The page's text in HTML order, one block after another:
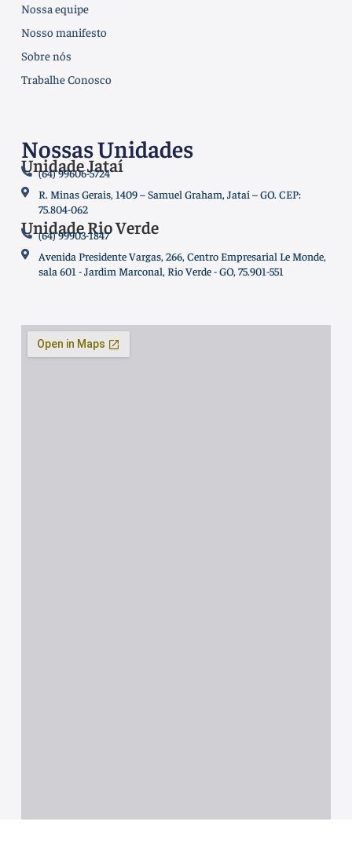
Nossa equipe
Nosso manifesto
Sobre nós
Trabalhe Conosco
Nossas Unidades
Unidade Jataí
(64) 99606-5724
R. Minas Gerais, 1409 – Samuel Graham, Jataí – GO. CEP:
75.804-062
Unidade Rio Verde
(64) 99903-1847
Avenida Presidente Vargas, 266, Centro Empresarial Le Monde,
sala 601 - Jardim Marconal, Rio Verde - GO, 75.901-551